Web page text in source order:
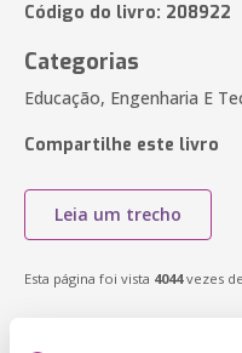
Código do livro: 208922
Categorias
Educação, Engenharia E
Compartilhe este livro
Leia um trecho
Esta página foi vista 4044vezes